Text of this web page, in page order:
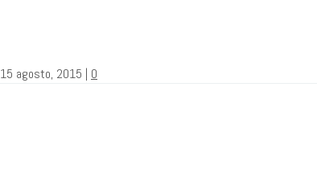
15 agosto, 2015 | 0